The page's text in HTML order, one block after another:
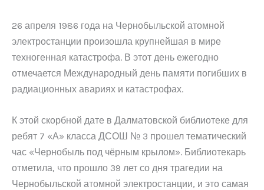
26 апреля 1986 года на Чернобыльской атомной
электростанции произошла крупнейшая в мире
техногенная катастрофа. В этот день ежегодно
отмечается Международный день памяти погибших в
радиационных авариях и катастрофах.
К этой скорбной дате в Далматовской библиотеке для
ребят 7 «А» класса ДСОШ № 3 прошел тематический
час «Чернобыль под чёрным крылом». Библиотекарь
отметила, что прошло 39 лет со дня трагедии на
Чернобыльской атомной электростанции, и это самая